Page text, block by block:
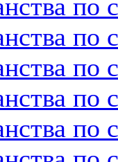
по
по
по
по
по